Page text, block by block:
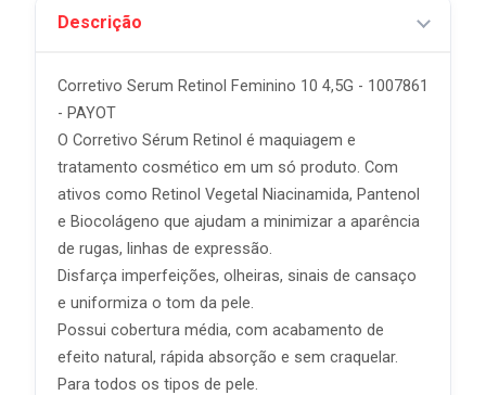
Descrição
Corretivo Serum Retinol Feminino 10 4,5G - 1007861
- PAYOT
O Corretivo Sérum Retinol é maquiagem e
tratamento cosmético em um só produto. Com
ativos como Retinol Vegetal Niacinamida, Pantenol
e Biocolágeno que ajudam a minimizar a aparência
de rugas, linhas de expressão.
Disfarça imperfeições, olheiras, sinais de cansaço
e uniformiza o tom da pele.
Possui cobertura média, com acabamento de
efeito natural, rápida absorção e sem craquelar.
Para todos os tipos de pele.